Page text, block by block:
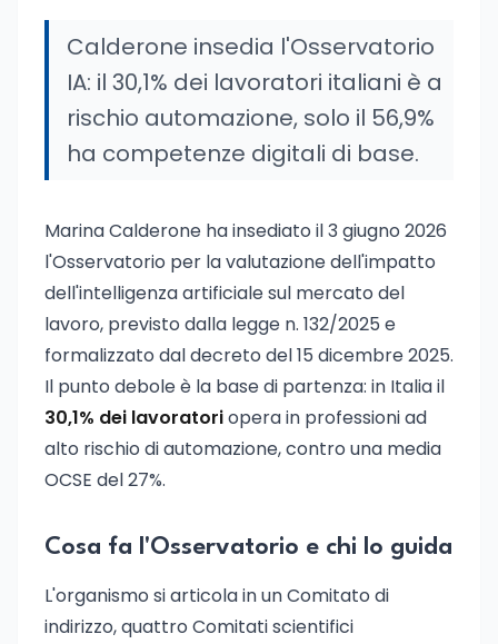
Calderone insedia l'Osservatorio
IA: il 30,1% dei lavoratori italiani è a
rischio automazione, solo il 56,9%
ha competenze digitali di base.
Marina Calderone ha insediato il 3 giugno 2026
l'Osservatorio per la valutazione dell'impatto
dell'intelligenza artificiale sul mercato del
lavoro, previsto dalla legge n. 132/2025 e
formalizzato dal decreto del 15 dicembre 2025.
Il punto debole è la base di partenza: in Italia il
30,1% dei lavoratoriopera in professioni ad
alto rischio di automazione, contro una media
OCSE del 27%.
Cosa fa l'Osservatorio e chi lo guida
L'organismo si articola in un Comitato di
indirizzo, quattro Comitati scientifici